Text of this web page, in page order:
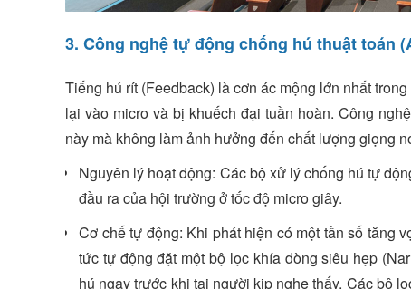
3. Công nghệ tự động chống hú thuật toán
Tiếng hú rít (Feedback) là cơn ác mộng lớn nhất
lại vào micro và bị khuếch đại tuần hoàn. Công
này mà không làm ảnh hưởng đến chất lượng giọng
Nguyên lý hoạt động: Các bộ xử lý chống hú tự
đầu ra của hội trường ở tốc độ micro giây.
Cơ chế tự động: Khi phát hiện có một tần số tăng
tức tự động đặt một bộ lọc khía dòng siêu hẹp
hú ngay trước khi tai người kịp nghe thấy. Các bộ